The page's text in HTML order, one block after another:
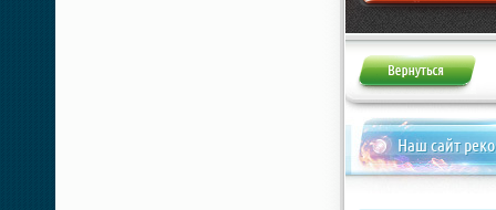
Жалоба
Наш сайт